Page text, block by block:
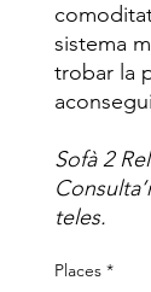
sistema
trobar la
Sofà 2
teles.
Places *